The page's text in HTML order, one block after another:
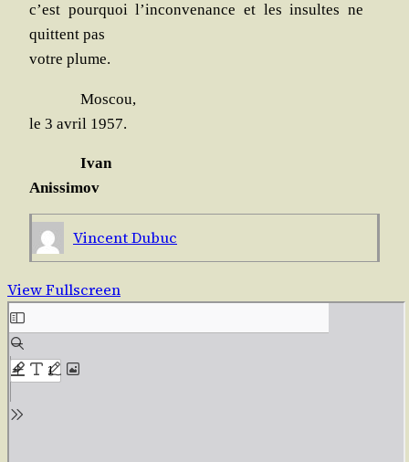
c’est pour­quoi l’inconvenance et les insultes ne
quittent pas
votre plume.
Mos­cou,
le 3 avril 1957.
Ivan
Anissimov
Vincent Dubuc
View Fullscreen